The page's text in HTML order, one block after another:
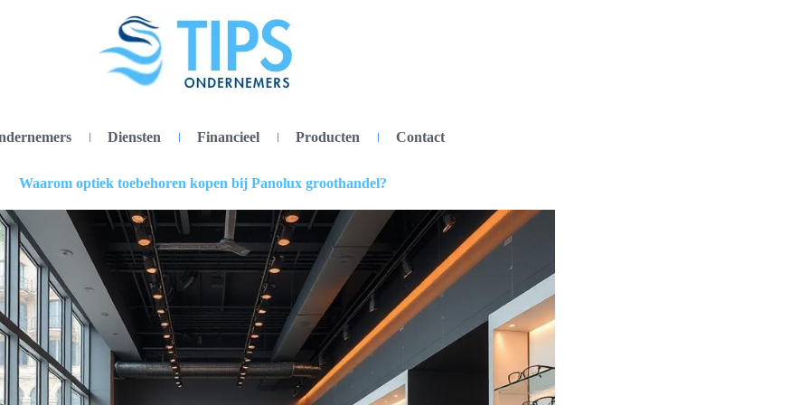
Diensten Financieel Producten Contact
Waarom optiek toebehoren kopen bij Panolux groothandel?